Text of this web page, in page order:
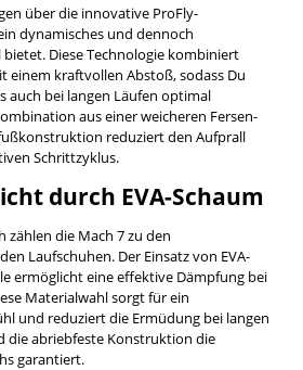
über die innovative ProFly-
dynamisches und dennoch
Diese Technologie kombiniert
einem kraftvollen Abstoß, sodass Du
auch bei langen Läufen optimal
aus einer weicheren Fersen-
reduziert den Aufprall
Schrittzyklus.
durch EVA-Schaum
zählen die Mach 7 zu den
Laufschuhen. Der Einsatz von EVA-
ermöglicht eine effektive Dämpfung bei
Materialwahl sorgt für ein
und reduziert die Ermüdung bei langen
die abriebfeste Konstruktion die
garantiert.